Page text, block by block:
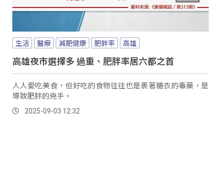
生活 醫療 減肥健康 肥胖率 高雄
高雄夜市選擇多 過重、肥胖率居六都之首
人人愛吃美食，但好吃的食物往往也是裹著糖衣的毒藥，是
導致肥胖的兇手。
2025-09-03 12:32